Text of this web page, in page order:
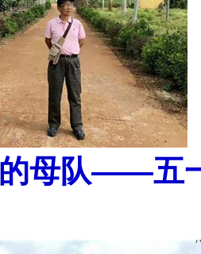
母队——五